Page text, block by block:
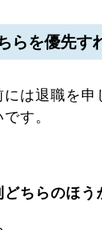
らを優先す
は退職を
す。
ちらのほう